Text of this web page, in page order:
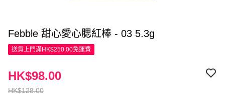
Febble 甜心愛心腮紅棒 - 03 5.3g
送貨上門滿HK$250.00免運費
HK$128.00
HK$98.00